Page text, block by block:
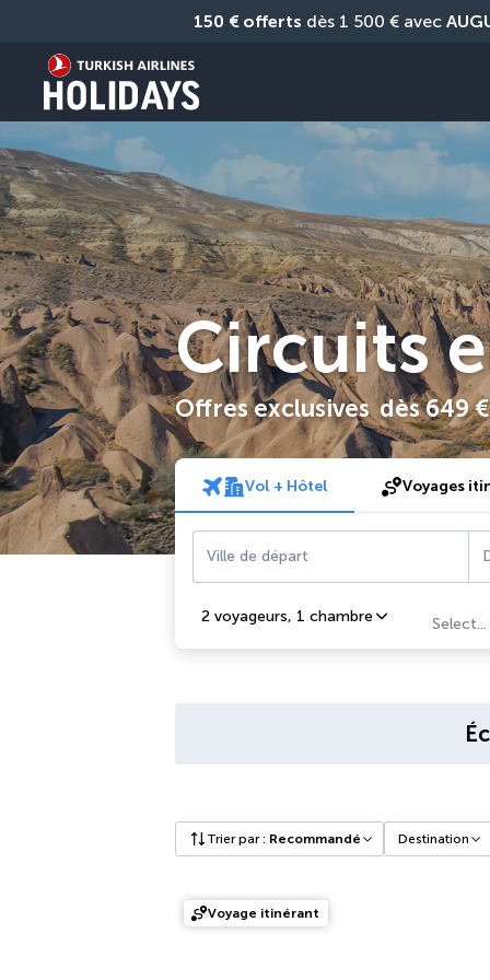
150 € offerts dès 1 500 € avec
Circuits
Offres exclusives dès649 €
Vol + Hôtel Voyages
Ville de départ
2 voyageurs, 1 chambre Select...
Trier par: Recommandé Destination
Voyage itinérant